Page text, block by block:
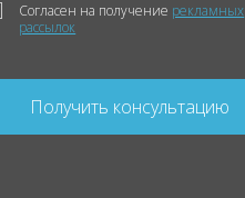
Согласен на получение рекламных
рассылок
Получить консультацию